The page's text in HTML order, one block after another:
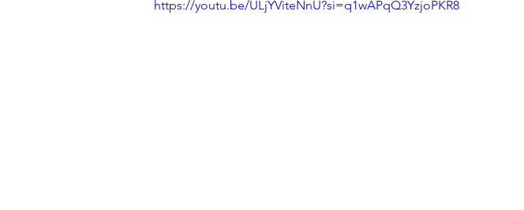
https://youtu.be/ULjYViteNnU?si=q1wAPqQ3YzjoPKR8